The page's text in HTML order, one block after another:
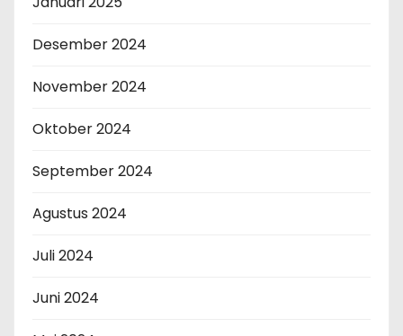
Desember 2024
November 2024
Oktober 2024
September 2024
Agustus 2024
Juli 2024
Juni 2024